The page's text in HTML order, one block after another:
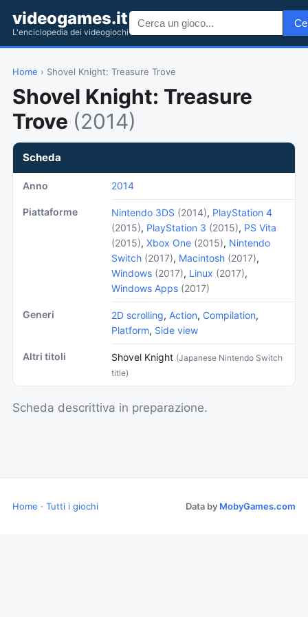
videogames.it
L'enciclopedia dei videogiochi
Home › Shovel Knight: Treasure Trove
Shovel Knight: Treasure
Trove (2014)
Scheda
Anno 2014
Piattaforme Nintendo 3DS (2014), PlayStation 4
(2015), PlayStation 3 (2015), PS Vita
(2015), Xbox One (2015), Nintendo
Switch (2017), Macintosh (2017),
Windows (2017), Linux (2017),
Windows Apps (2017)
Generi 2D scrolling, Action, Compilation,
Platform, Side view
Altri titoli Shovel Knight (Japanese Nintendo Switch
title)
Scheda descrittiva in preparazione.
Home · Tutti i giochi Data by MobyGames.com